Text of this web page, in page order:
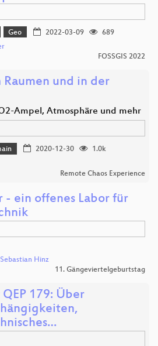
Geo 2022-03-09
689
FOSSGIS 2022
Raumen und in der
Ampel, Atmosphäre und mehr
2020-12-30
1.0k
Remote Chaos Experience
- ein offenes Labor für
Sebastian Hinz
11. Gängeviertelgeburtstag
179: Über